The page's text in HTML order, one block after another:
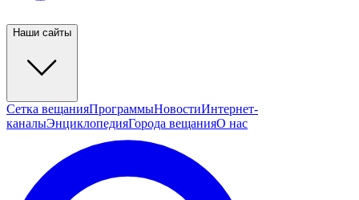
Наши сайты
Сетка вещанияПрограммыНовостиИнтернет-
каналыЭнциклопедияГорода вещанияО нас